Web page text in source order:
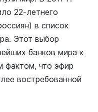
22-летнего
в список
Этот выбор
банков мира к
фактом, что эфир
востребованной